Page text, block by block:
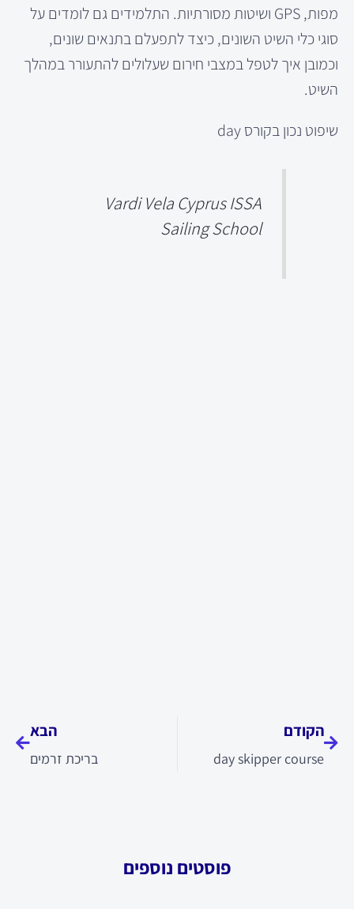
מפות, GPS ושיטות מסורתיות. התלמידים גם לומדים על
סוגי כלי השיט השונים, כיצד לתפעלם בתנאים שונים,
וכמובן איך לטפל במצבי חירום שעלולים להתעורר במהלך
השיט.
שיפוט נכון בקורס day
Vardi Vela Cyprus ISSA
Sailing School
הקודם
day skipper course
הבא
בריכת זרמים
פוסטים נוספים